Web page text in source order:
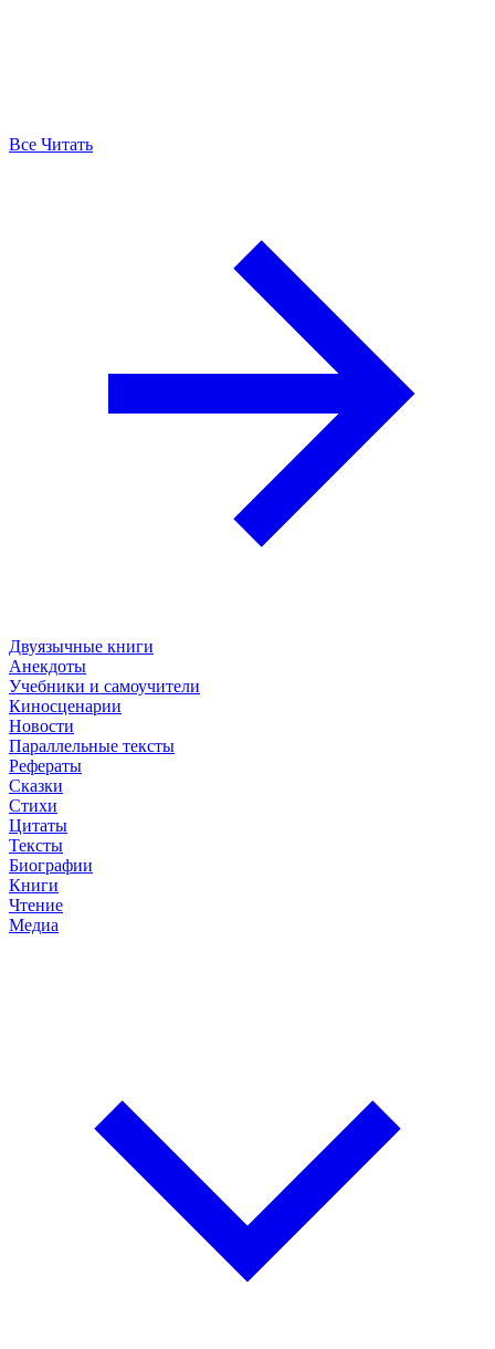
Все Читать
Двуязычные книги
Анекдоты
Учебники и самоучители
Киносценарии
Новости
Параллельные тексты
Рефераты
Сказки
Стихи
Цитаты
Тексты
Биографии
Книги
Чтение
Медиа